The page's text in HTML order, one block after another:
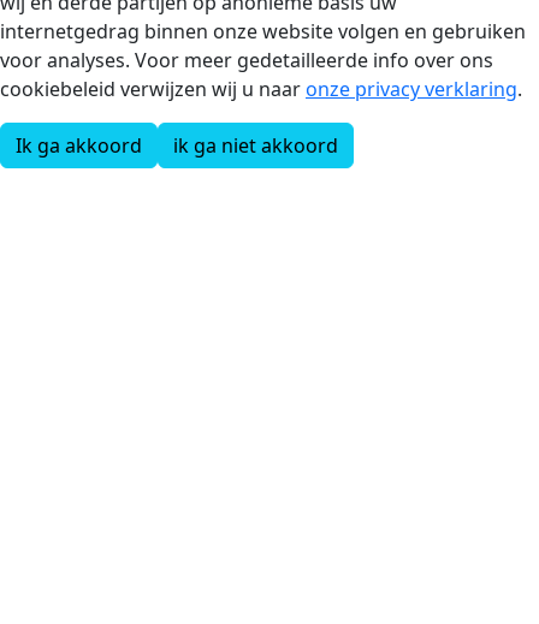
internetgedrag binnen onze website volgen en gebruiken
voor analyses. Voor meer gedetailleerde info over ons
cookiebeleid verwijzen wij u naaronze privacy verklaring.
Ik ga akkoord ik ga niet akkoord